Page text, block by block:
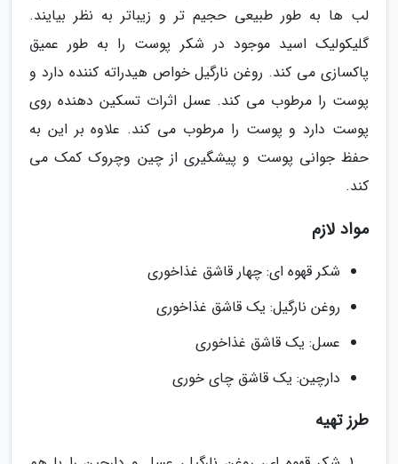
لب ها به طور طبیعی حجیم تر و زیباتر به نظر بیایند.
گلیکولیک اسید موجود در شکر پوست را به طور عمیق
پاکسازی می کند. روغن نارگیل خواص هیدراته کننده دارد و
پوست را مرطوب می کند. عسل اثرات تسکین دهنده روی
پوست دارد و پوست را مرطوب می کند. علاوه بر این به
حفظ جوانی پوست و پیشگیری از چین وچروک کمک می
کند.
مواد لازم
شکر قهوه ای: چهار قاشق غذاخوری
روغن نارگیل: یک قاشق غذاخوری
عسل: یک قاشق غذاخوری
دارچین: یک قاشق چای خوری
طرز تهیه